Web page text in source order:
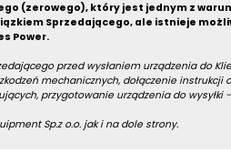
(zerowego), który jest jednym z
Sprzedającego, ale istnieje
Power.
przed wysłaniem urządzenia do
mechanicznych, dołączenie instrukcji
przygotowanie urządzenia do
Sp.z o.o. jak i na dole strony.